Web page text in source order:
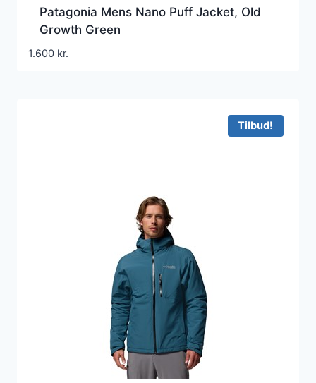
Patagonia Mens Nano Puff Jacket, Old
Growth Green
1.600 kr.
Tilbud!